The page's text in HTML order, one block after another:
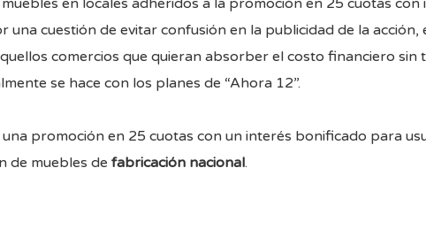
en locales adheridos a la promoción en 25 cuotas
una cuestión de evitar confusión en la publicidad de la acción,
comercios que quieran absorber el costo financiero sin
se hace con los planes de “Ahora 12”.
promoción en 25 cuotas con un interés bonificado para
de muebles de fabricación nacional.